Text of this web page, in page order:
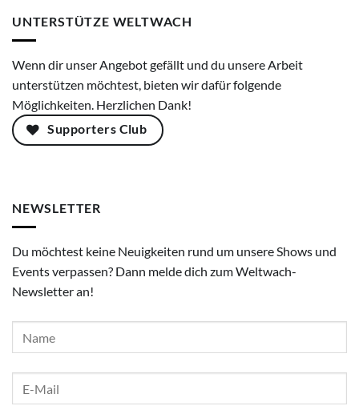
UNTERSTÜTZE WELTWACH
Wenn dir unser Angebot gefällt und du unsere Arbeit
unterstützen möchtest, bieten wir dafür folgende
Möglichkeiten. Herzlichen Dank!
Supporters Club
NEWSLETTER
Du möchtest keine Neuigkeiten rund um unsere Shows und
Events verpassen? Dann melde dich zum Weltwach-
Newsletter an!